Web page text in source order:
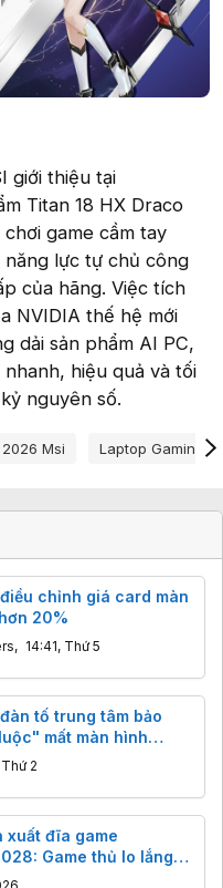
giới thiệu tại
Titan 18 HX Draco
game cầm tay
năng lực tự chủ công
của hãng. Việc tích
NVIDIA thế hệ mới
dải sản phẩm AI PC,
hiệu quả và tối
nguyên số.
Msi Laptop Gaming
chỉnh giá card màn
20%
, 14:41, Thứ 5
tố trung tâm bảo
mất màn hình
sau hoá ra là lỗi sơ
2
xuất đĩa game
Game thủ lo lắng